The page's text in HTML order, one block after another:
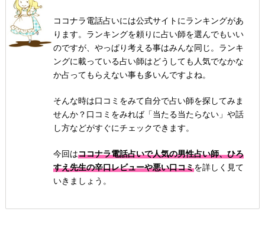
ココナラ電話占いには公式サイトにランキングがあ
ります。ランキングを頼りに占い師を選んでもいい
のですが、やっぱり考える事はみんな同じ。ランキ
ングに載っている占い師はどうしても人気でなかな
か占ってもらえない事も多いんですよね。
そんな時は口コミをみて自分で占い師を探してみま
せんか？口コミをみれば「当たる当たらない」や話
し方などがすぐにチェックできます。
今回はココナラ電話占いで人気の男性占い師、ひろ
すえ先生の辛口レビューや悪い口コミを詳しく見て
いきましょう。